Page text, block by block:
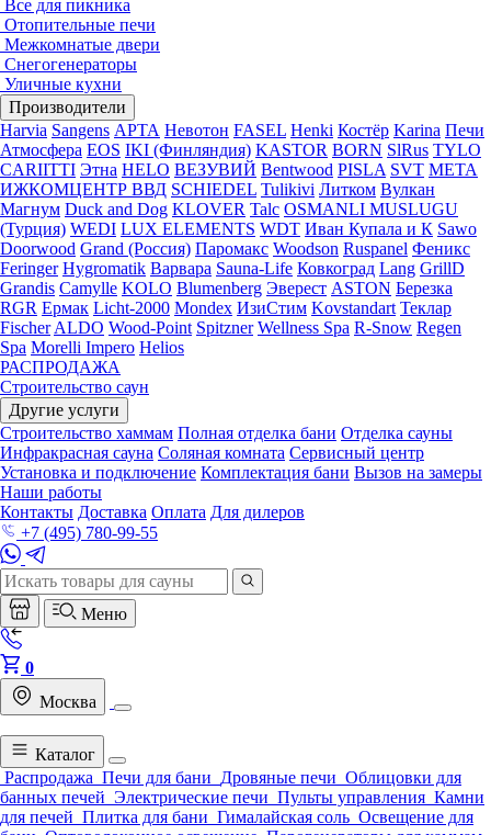
Все для пикника
Отопительные печи
Межкомнатые двери
Снегогенераторы
Уличные кухни
Производители
Harvia Sangens АРТА Невотон FASEL Henki Костёр Karina Печи
Атмосфера EOS IKI (Финляндия) KASTOR BORN SlRus TYLO
CARIITTI Этна HELO ВЕЗУВИЙ Bentwood PISLA SVT МЕТА
ИЖКОМЦЕНТР ВВД SCHIEDEL Tulikivi Литком Вулкан
Магнум Duck and Dog KLOVER Talc OSMANLI MUSLUGU
(Турция) WEDI LUX ELEMENTS WDT Иван Купала и К Sawo
Doorwood Grand (Россия) Паромакс Woodson Ruspanel Феникс
Feringer Hygromatik Варвара Sauna-Life Ковкоград Lang GrillD
Grandis Camylle KOLO Blumenberg Эверест ASTON Березка
RGR Ермак Licht-2000 Mondex ИзиСтим Kovstandart Теклар
Fischer ALDO Wood-Point Spitzner Wellness Spa R-Snow Regen
Spa Morelli Impero Helios
РАСПРОДАЖА
Строительство саун
Другие услуги
Строительство хаммам Полная отделка бани Отделка сауны
Инфракрасная сауна Соляная комната Сервисный центр
Установка и подключение Комплектация бани Вызов на замеры
Наши работы
Контакты Доставка Оплата Для дилеров
+7 (495) 780-99-55
Меню
0
Москва
Каталог
Распродажа Печи для бани Дровяные печи Облицовки для
банных печей Электрические печи Пульты управления Камни
для печей Плитка для бани Гималайская соль Освещение для